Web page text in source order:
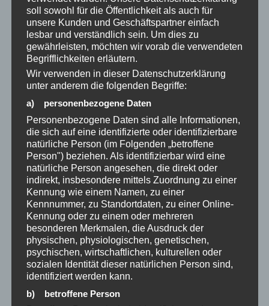
deine Identität ein riesiges, tief verzweigtes
Netzwerk aus alten Überzeugungen,
emotionalen Mustern und körperlichen
Reaktionen ist. Dr. Joe Dispenza beschreibt in
seinen neurobiologischen Ansätzen sehr
treffend, dass der Körper die alte Identität oft
als emotionales Programm gespeichert hat.
Es braucht Zeit, Beständigkeit und
wiederholte neuronale Verfeuerung, bis das
Nervensystem die neue Realität vollkommen
als die neue Normalität akzeptiert.
Wenn du also seit einem Jahr an dir arbeitest
und denkst: „Warum bin ich noch nicht
komplett angekommen?“, dann atme durch. Du
bist vollkommen im Plan. Dein System baut
gerade die Fundamente um.
soll sowohl für die Öffentlichkeit als auch für
unsere Kunden und Geschäftspartner einfach
lesbar und verständlich sein. Um dies zu
gewährleisten, möchten wir vorab die verwendeten
Begrifflichkeiten erläutern.
Wir verwenden in dieser Datenschutzerklärung
unter anderem die folgenden Begriffe:
a) personenbezogene Daten
Personenbezogene Daten sind alle Informationen,
die sich auf eine identifizierte oder identifizierbare
natürliche Person (im Folgenden „betroffene
Person") beziehen. Als identifizierbar wird eine
natürliche Person angesehen, die direkt oder
indirekt, insbesondere mittels Zuordnung zu einer
Kennung wie einem Namen, zu einer
Kennnummer, zu Standortdaten, zu einer Online-
Kennung oder zu einem oder mehreren
besonderen Merkmalen, die Ausdruck der
physischen, physiologischen, genetischen,
psychischen, wirtschaftlichen, kulturellen oder
sozialen Identität dieser natürlichen Person sind,
identifiziert werden kann.
b) betroffene Person